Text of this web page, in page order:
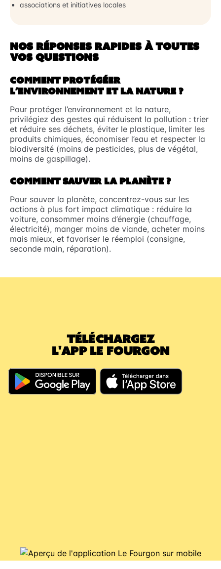
associations et initiatives locales
NOS RÉPONSES RAPIDES À TOUTES
VOS QUESTIONS
COMMENT PROTÉGÉER
L’ENVIRONNEMENT ET LA NATURE ?
Pour protéger l’environnement et la nature,
privilégiez des gestes qui réduisent la pollution : trier
et réduire ses déchets, éviter le plastique, limiter les
produits chimiques, économiser l’eau et respecter la
biodiversité (moins de pesticides, plus de végétal,
moins de gaspillage).
COMMENT SAUVER LA PLANÈTE ?
Pour sauver la planète, concentrez-vous sur les
actions à plus fort impact climatique : réduire la
voiture, consommer moins d’énergie (chauffage,
électricité), manger moins de viande, acheter moins
mais mieux, et favoriser le réemploi (consigne,
seconde main, réparation).
TÉLÉCHARGEZ
L'APP LE FOURGON